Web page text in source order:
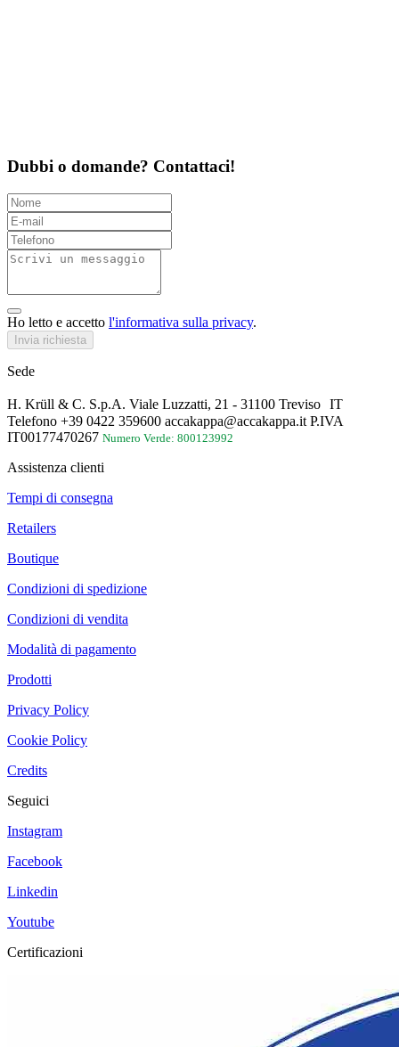
Dubbi o domande? Contattaci!
Ho letto e accetto l'informativa sulla privacy.
Invia richiesta
Sede
H. Krüll & C. S.p.A. Viale Luzzatti, 21 - 31100 Treviso IT
Telefono +39 0422 359600 accakappa@accakappa.it P.IVA
IT00177470267 Numero Verde: 800123992
Assistenza clienti
Tempi di consegna
Retailers
Boutique
Condizioni di spedizione
Condizioni di vendita
Modalità di pagamento
Prodotti
Privacy Policy
Cookie Policy
Credits
Seguici
Instagram
Facebook
Linkedin
Youtube
Certificazioni